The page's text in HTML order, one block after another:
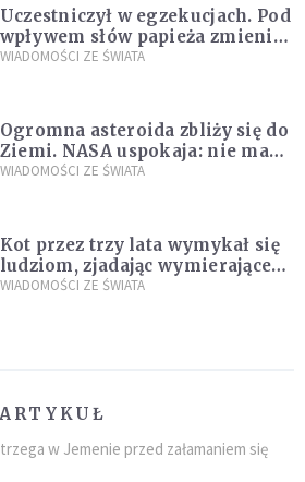
Uczestniczył w egzekucjach. Pod
wpływem słów papieża zmienił
zdanie
WIADOMOŚCI ZE ŚWIATA
Ogromna asteroida zbliży się do
Ziemi. NASA uspokaja: nie ma
zagrożenia
WIADOMOŚCI ZE ŚWIATA
Kot przez trzy lata wymykał się
ludziom, zjadając wymierające
kaczki. W końcu popełnił
WIADOMOŚCI ZE ŚWIATA
w Jemenie przed załamaniem się